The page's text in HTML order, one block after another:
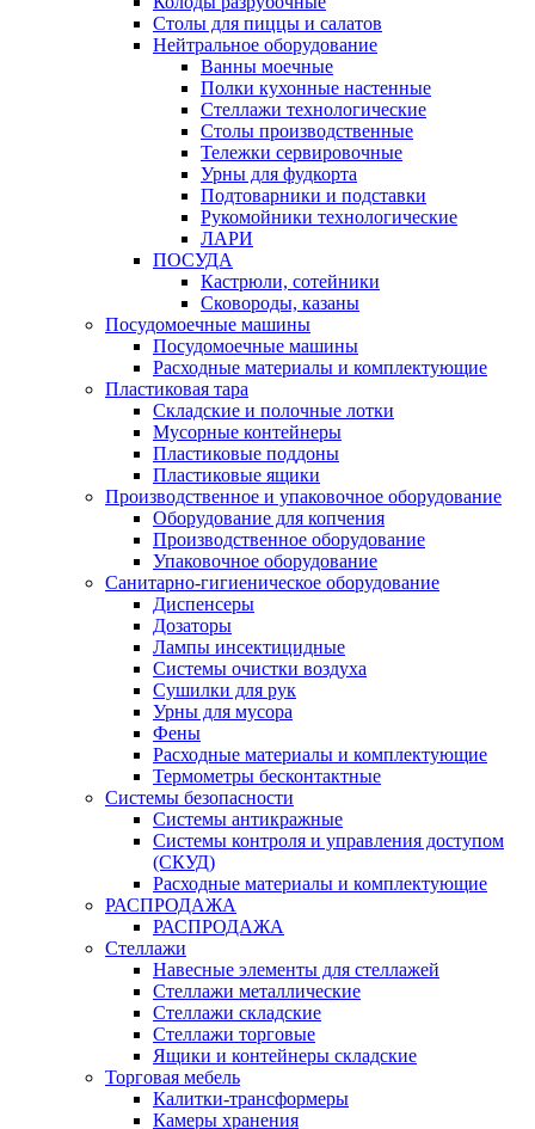
Столы для пиццы и салатов
Нейтральное оборудование
Ванны моечные
Полки кухонные настенные
Стеллажи технологические
Столы производственные
Тележки сервировочные
Урны для фудкорта
Подтоварники и подставки
Рукомойники технологические
ЛАРИ
ПОСУДА
Кастрюли, сотейники
Сковороды, казаны
Посудомоечные машины
Посудомоечные машины
Расходные материалы и комплектующие
Пластиковая тара
Складские и полочные лотки
Мусорные контейнеры
Пластиковые поддоны
Пластиковые ящики
Производственное и упаковочное оборудование
Оборудование для копчения
Производственное оборудование
Упаковочное оборудование
Санитарно-гигиеническое оборудование
Диспенсеры
Дозаторы
Лампы инсектицидные
Системы очистки воздуха
Сушилки для рук
Урны для мусора
Фены
Расходные материалы и комплектующие
Термометры бесконтактные
Системы безопасности
Системы антикражные
Системы контроля и управления доступом
(СКУД)
Расходные материалы и комплектующие
РАСПРОДАЖА
РАСПРОДАЖА
Стеллажи
Навесные элементы для стеллажей
Стеллажи металлические
Стеллажи складские
Стеллажи торговые
Ящики и контейнеры складские
Торговая мебель
Калитки-трансформеры
Камеры хранения